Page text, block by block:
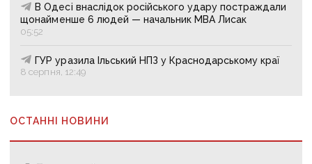
В Одесі внаслідок російського удару постраждали
щонайменше 6 людей — начальник МВА Лисак
05:52
ГУР уразила Ільський НПЗ у Краснодарському краї
8 серпня, 12:49
ОСТАННІ НОВИНИ